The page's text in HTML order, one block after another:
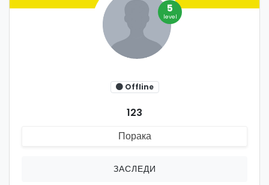
5
level
Offline
123
Порака
ЗАСЛЕДИ